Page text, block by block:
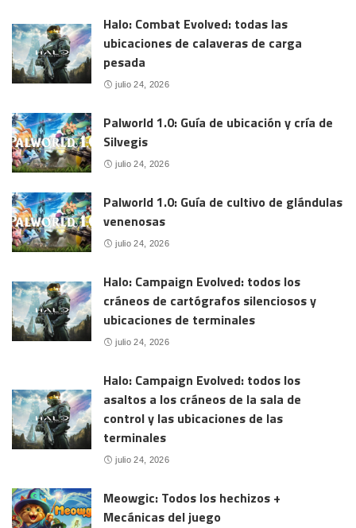
Halo: Combat Evolved: todas las
ubicaciones de calaveras de carga
pesada
julio 24, 2026
Palworld 1.0: Guía de ubicación y cría de
Silvegis
julio 24, 2026
Palworld 1.0: Guía de cultivo de glándulas
venenosas
julio 24, 2026
Halo: Campaign Evolved: todos los
cráneos de cartógrafos silenciosos y
ubicaciones de terminales
julio 24, 2026
Halo: Campaign Evolved: todos los
asaltos a los cráneos de la sala de
control y las ubicaciones de las
terminales
julio 24, 2026
Meowgic: Todos los hechizos +
Mecánicas del juego